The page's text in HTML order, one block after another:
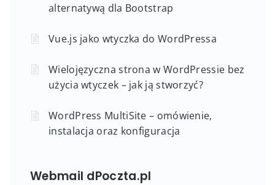
alternatywą dla Bootstrap
Vue.js jako wtyczka do WordPressa
Wielojęzyczna strona w WordPressie bez
użycia wtyczek – jak ją stworzyć?
WordPress MultiSite – omówienie,
instalacja oraz konfiguracja
Webmail dPoczta.pl